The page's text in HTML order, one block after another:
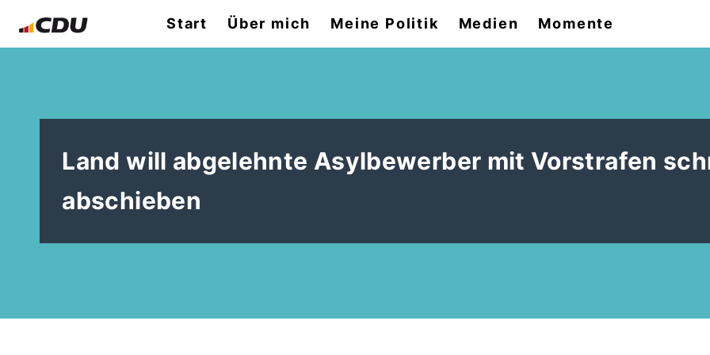
Start Über mich Meine Politik Medien Momente
Land will abgelehnte Asylbewerber mit Vorstrafen
abschieben